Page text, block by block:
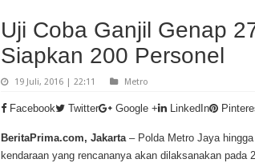
Uji Coba Ganjil Genap
Siapkan 200 Personel
19 Juli, 2016 | 22:11 Metro
Facebook Twitter Google + LinkedIn
BeritaPrima.com, Jakarta– Polda Metro Jaya
kendaraan yang rencananya akan dilaksanakan pada